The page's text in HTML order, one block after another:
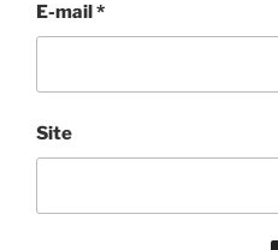
E-mail*
Site